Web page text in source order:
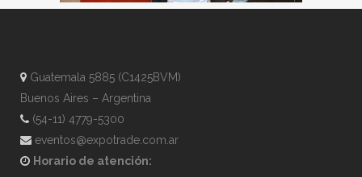
Guatemala 5885 (C1425BVM)
Buenos Aires – Argentina
(54-11) 4779-5300
eventos@expotrade.com.ar
Horario de atención: